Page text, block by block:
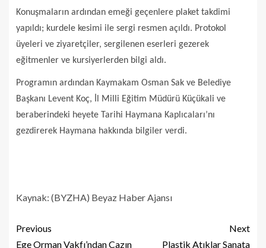
Konuşmaların ardından emeği geçenlere plaket takdimi
yapıldı; kurdele kesimi ile sergi resmen açıldı. Protokol
üyeleri ve ziyaretçiler, sergilenen eserleri gezerek
eğitmenler ve kursiyerlerden bilgi aldı.
Programın ardından Kaymakam Osman Sak ve Belediye
Başkanı Levent Koç, İl Milli Eğitim Müdürü Küçükali ve
beraberindeki heyete Tarihi Haymana Kaplıcaları’nı
gezdirerek Haymana hakkında bilgiler verdi.
Kaynak: (BYZHA) Beyaz Haber Ajansı
Previous
Ege Orman Vakfı’ndan Cazın
Next
Plastik Atıklar Sanata